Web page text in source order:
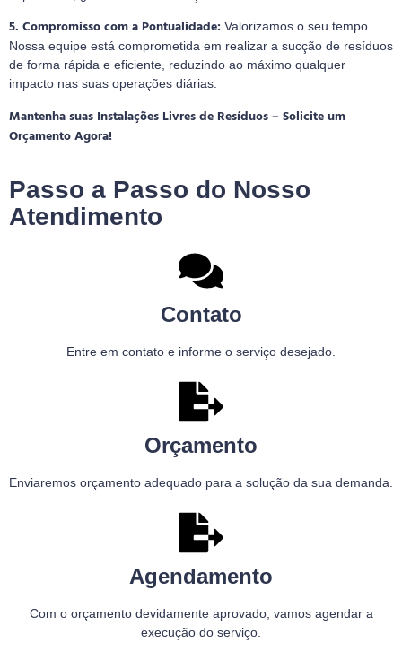
5. Compromisso com a Pontualidade: Valorizamos o seu tempo.
Nossa equipe está comprometida em realizar a sucção de resíduos
de forma rápida e eficiente, reduzindo ao máximo qualquer
impacto nas suas operações diárias.
Mantenha suas Instalações Livres de Resíduos – Solicite um
Orçamento Agora!
Passo a Passo do Nosso
Atendimento
Contato
Entre em contato e informe o serviço desejado.
Orçamento
Enviaremos orçamento adequado para a solução da sua demanda.
Agendamento
Com o orçamento devidamente aprovado, vamos agendar a
execução do serviço.